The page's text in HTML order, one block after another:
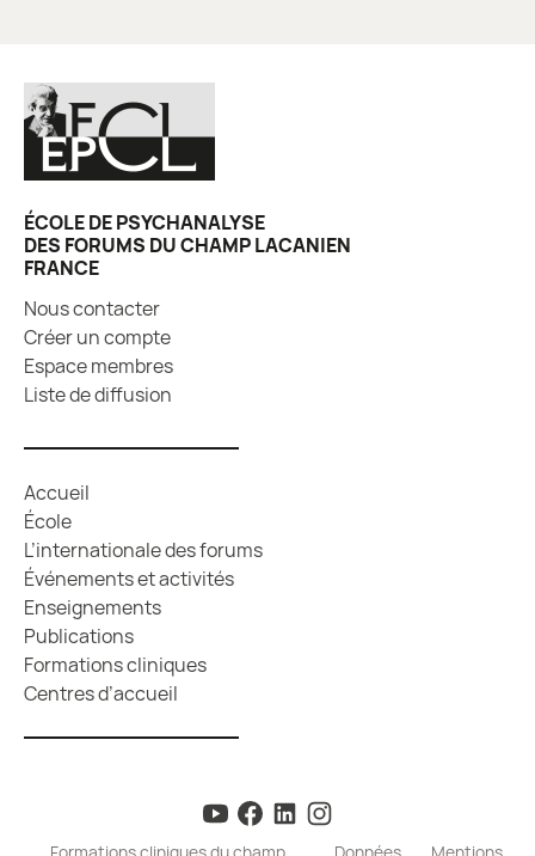
ÉCOLE DE PSYCHANALYSE
DES FORUMS DU CHAMP LACANIEN
FRANCE
Nous contacter
Créer un compte
Espace membres
Liste de diffusion
Accueil
École
L’internationale des forums
Événements et activités
Enseignements
Publications
Formations cliniques
Centres d’accueil